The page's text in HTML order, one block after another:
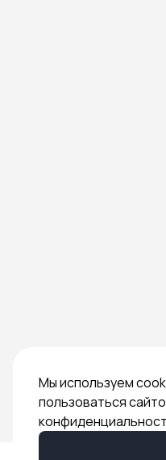
Мы используем
пользоваться